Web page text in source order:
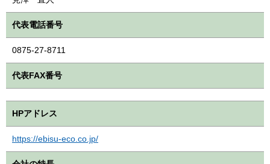
代表電話番号
0875-27-8711
代表FAX番号
HPアドレス
https://ebisu-eco.co.jp/